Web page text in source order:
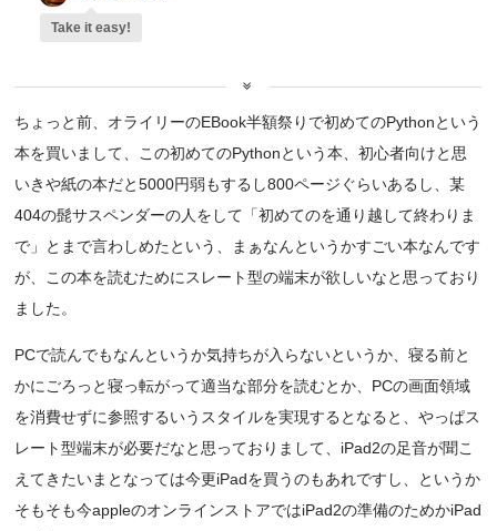
Take it easy!
ちょっと前、オライリーのEBook半額祭りで初めてのPythonという
本を買いまして、この初めてのPythonという本、初心者向けと思
いきや紙の本だと5000円弱もするし800ページぐらいあるし、某
404の髭サスペンダーの人をして「初めてのを通り越して終わりま
で」とまで言わしめたという、まぁなんというかすごい本なんです
が、この本を読むためにスレート型の端末が欲しいなと思っており
ました。
PCで読んでもなんというか気持ちが入らないというか、寝る前と
かにごろっと寝っ転がって適当な部分を読むとか、PCの画面領域
を消費せずに参照するいうスタイルを実現するとなると、やっぱス
レート型端末が必要だなと思っておりまして、iPad2の足音が聞こ
えてきたいまとなっては今更iPadを買うのもあれですし、というか
そもそも今appleのオンラインストアではiPad2の準備のためかiPad